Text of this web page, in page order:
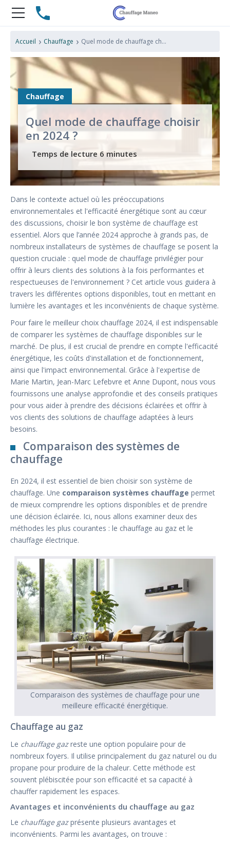
Chauffage
Quel mode de chauffage choisir
en 2024 ?
Accueil › Chauffage › Quel mode de chauffage choisir en 2024 ?
Dans le contexte actuel où les préoccupations
environnementales et l'efficacité énergétique sont au cœur
des discussions, choisir le bon système de chauffage est
essentiel. Alors que l’année 2024 approche à grands pas, de
nombreux installateurs de systèmes de chauffage se posent la
question cruciale : quel mode de chauffage privilégier pour
offrir à leurs clients des solutions à la fois performantes et
respectueuses de l'environnement ? Cet article vous guidera à
travers les différentes options disponibles, tout en mettant en
lumière les avantages et les inconvénients de chaque système.
Pour faire le meilleur choix chauffage 2024, il est indispensable
de comparer les systèmes de chauffage disponibles sur le
marché. De plus, il est crucial de prendre en compte l'efficacité
énergétique, les coûts d'installation et de fonctionnement,
ainsi que l'impact environnemental. Grâce à l'expertise de
Marie Martin, Jean-Marc Lefebvre et Anne Dupont, nous vous
fournissons une analyse approfondie et des conseils pratiques
pour vous aider à prendre des décisions éclairées et offrir à
vos clients des solutions de chauffage adaptées à leurs
besoins.
Comparaison des systèmes de
chauffage
En 2024, il est essentiel de bien choisir son système de
chauffage. Une comparaison systèmes chauffage permet
de mieux comprendre les options disponibles et de prendre
une décision éclairée. Ici, nous allons examiner deux des
méthodes les plus courantes : le chauffage au gaz et le
chauffage électrique.
Comparaison des systèmes de chauffage pour une
meilleure efficacité énergétique.
Chauffage au gaz
Le chauffage gazreste une option populaire pour de
nombreux foyers. Il utilise principalement du gaz naturel ou du
propane pour produire de la chaleur. Cette méthode est
souvent plébiscitée pour son efficacité et sa capacité à
chauffer rapidement les espaces.
Avantages et inconvénients du chauffage au gaz
Le chauffage gazprésente plusieurs avantages et
inconvénients. Parmi les avantages, on trouve :